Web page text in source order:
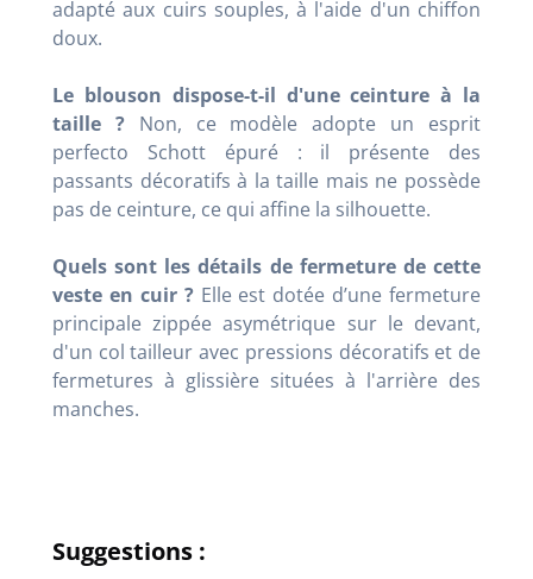
adapté aux cuirs souples, à l'aide d'un chiffon
doux.
Le blouson dispose-t-il d'une ceinture à la
taille ? Non, ce modèle adopte un esprit
perfecto Schott épuré : il présente des
passants décoratifs à la taille mais ne possède
pas de ceinture, ce qui affine la silhouette.
Quels sont les détails de fermeture de cette
veste en cuir ? Elle est dotée d’une fermeture
principale zippée asymétrique sur le devant,
d'un col tailleur avec pressions décoratifs et de
fermetures à glissière situées à l'arrière des
manches.
Suggestions :